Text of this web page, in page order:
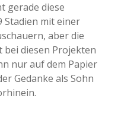
gerade diese
Stadien mit einer
aber die
bei diesen Projekten
nur auf dem Papier
Gedanke als Sohn